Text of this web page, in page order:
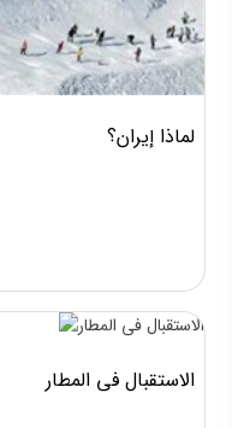
لماذا إيران؟
الاستقبال في المطار